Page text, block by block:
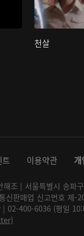
천살
트 이용약관
해조 | 서울특별시 송
신판매업 신고번호 제-
400-6036 (평일